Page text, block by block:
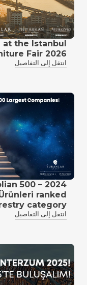
at the Istanbul
Fair 2026
انتقل إلى التفاصيل
500 – 2024
ranked
category.
انتقل إلى التفاصيل